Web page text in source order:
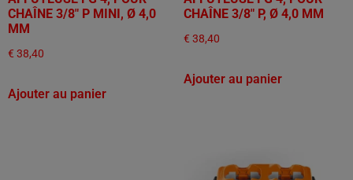
CHAÎNE 3/8" P MINI, Ø 4,0
MM
€ 38,40
Ajouter au panier
CHAÎNE 3/8" P, Ø 4,0 MM
€ 38,40
Ajouter au panier